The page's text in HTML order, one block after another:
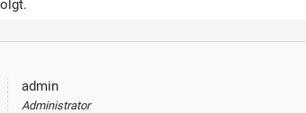
admin
Administrator